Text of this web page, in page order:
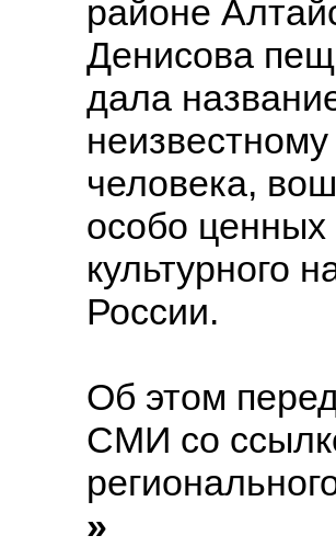
районе
Денисова
дала
человека,
особо ценных
культурного
России.
Об этом
СМИ со
»